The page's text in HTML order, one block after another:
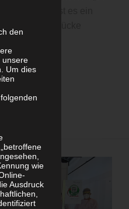
und...
den
unsere
Um dies
wie
Ausdruck